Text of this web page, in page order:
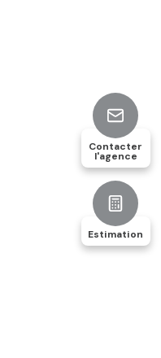
Contacter
l'agence
Estimation